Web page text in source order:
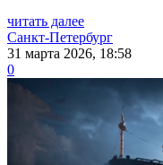
читать далее
Санкт-Петербург
31 марта 2026, 18:58
0